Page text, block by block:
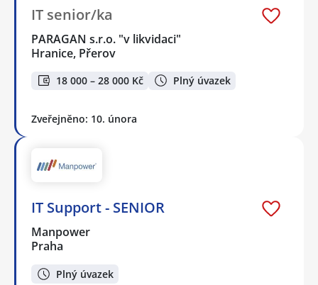
IT senior/ka
PARAGAN s.r.o. "v likvidaci"
Hranice, Přerov
18 000 – 28 000 Kč Plný úvazek
Zveřejněno: 10. února
IT Support - SENIOR
Manpower
Praha
Plný úvazek